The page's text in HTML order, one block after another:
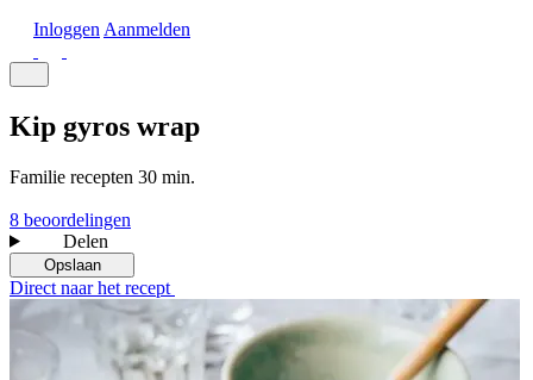
Inloggen Aanmelden
Kip gyros wrap
Familie recepten 30 min.
8 beoordelingen
Delen
Opslaan
Direct naar het recept